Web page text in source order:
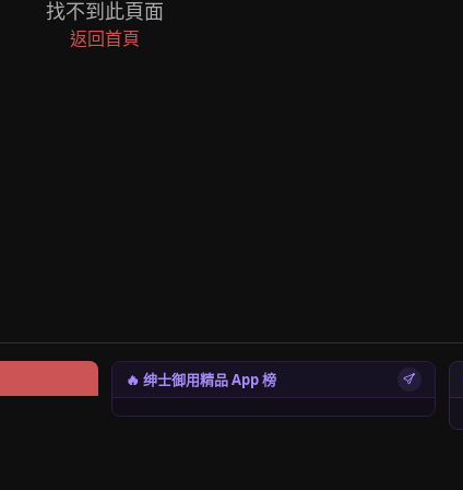
找不到此頁面
返回首頁
🔥 绅士御用精品 App 榜